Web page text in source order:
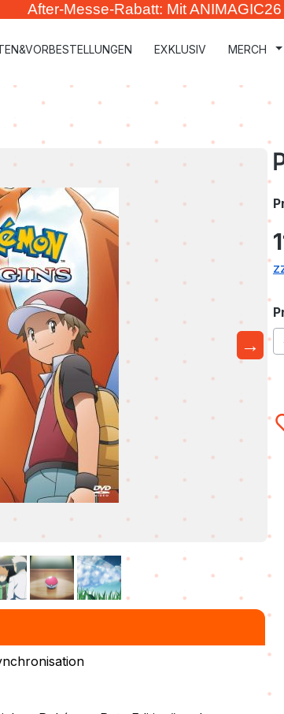
After-Messe-Rabatt: Mit
EXKLUSIV MERCH
→